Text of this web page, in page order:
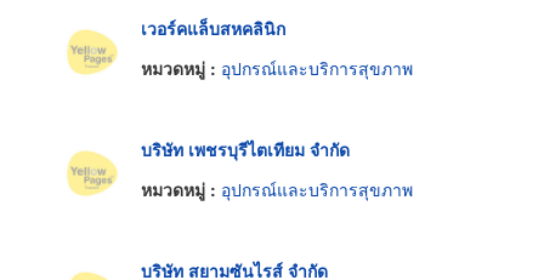
เวอร์คแล็บสหคลินิก
หมวดหมู่ : อุปกรณ์และบริการสุขภาพ
บริษัท เพชรบุรีไตเทียม จำกัด
หมวดหมู่ : อุปกรณ์และบริการสุขภาพ
บริษัท สยามซันไรส์ จำกัด